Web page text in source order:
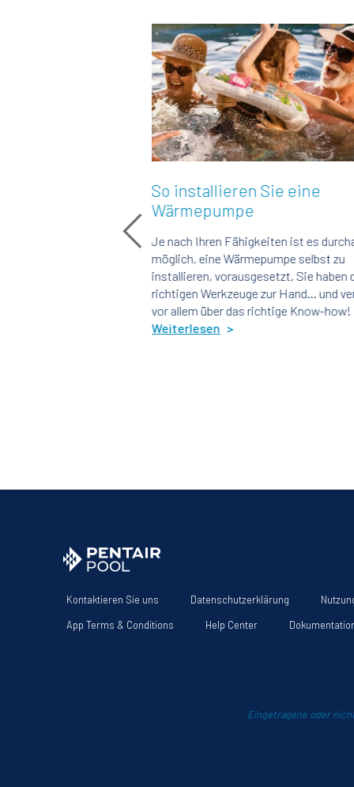
So installieren Sie eine
Wärmepumpe
Je nach Ihren Fähigkeiten ist es durchaus
möglich, eine Wärmepumpe selbst zu
installieren, vorausgesetzt, Sie haben die
richtigen Werkzeuge zur Hand... und verfügen
vor allem über das richtige Know-how!
So
Eine
also
Read
Kontaktieren Sie uns Datenschutzerklärung
App Terms & Conditions
Help Center
Eingetragene oder